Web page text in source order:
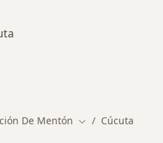
De Mentón Cambiar de ciudad
Cúcuta